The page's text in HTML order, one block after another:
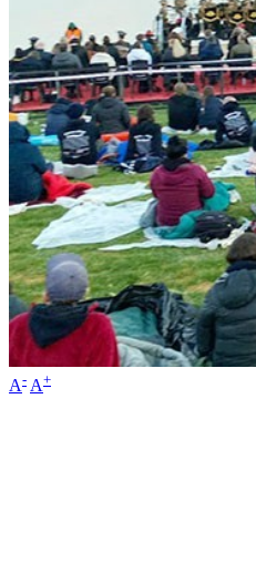
A- A+